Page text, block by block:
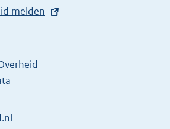
melden